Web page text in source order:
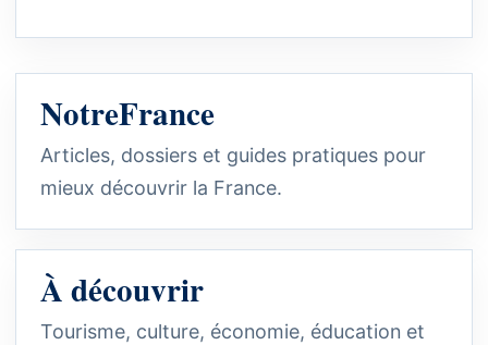
NotreFrance
Articles, dossiers et guides pratiques pour
mieux découvrir la France.
À découvrir
Tourisme, culture, économie, éducation et